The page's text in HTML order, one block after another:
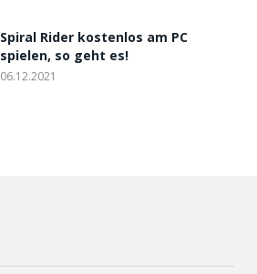
Spiral Rider kostenlos am PC
spielen, so geht es!
06.12.2021